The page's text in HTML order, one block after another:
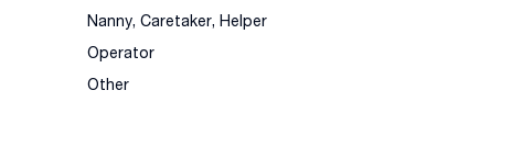
Nanny, Caretaker, Helper
Operator
Other